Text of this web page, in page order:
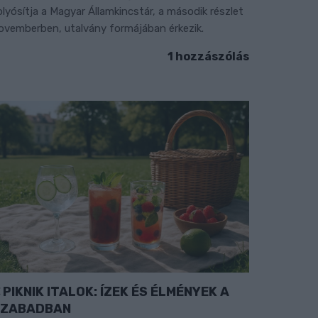
a Magyar Államkincstár, a második részlet
utalvány formájában érkezik.
1 hozzászólás
PIKNIK ITALOK: ÍZEK ÉS ÉLMÉNYEK A